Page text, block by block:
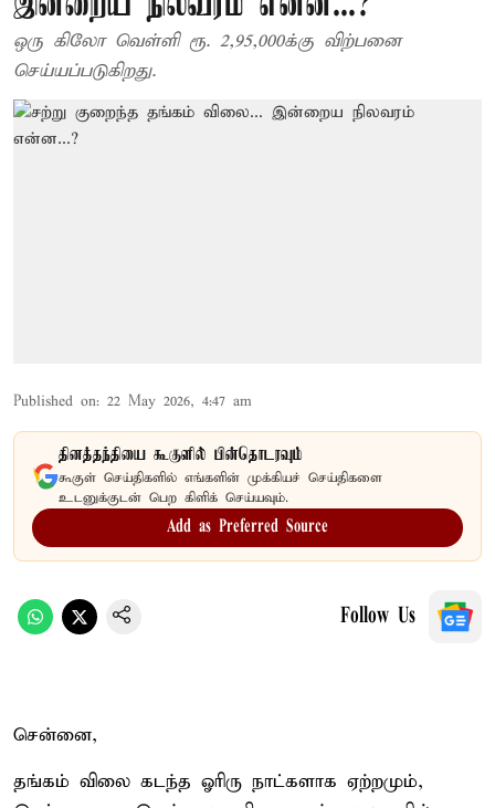
ஒரு கிலோ வெள்ளி ரூ. 2,95,000க்கு விற்பனை
செய்யப்படுகிறது.
Published on: 22 May 2026, 4:47 am
தினத்தந்தியை கூகுளில் பின்தொடரவும்
கூகுள் செய்திகளில் எங்களின் முக்கியச் செய்திகளை
உடனுக்குடன் பெற கிளிக் செய்யவும்.
Add as Preferred Source
Follow Us
சென்னை,
தங்கம் விலை கடந்த ஓரிரு நாட்களாக ஏற்றமும்,